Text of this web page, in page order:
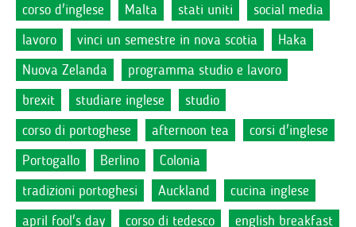
corso d'inglese
Malta stati uniti
social media
lavoro
vinci un semestre in nova scotia
Haka
Nuova Zelanda
programma studio e lavoro
brexit
studiare inglese
studio
corso di portoghese
afternoon tea
corsi d'inglese
Portogallo
Berlino
Colonia
tradizioni portoghesi
Auckland
cucina inglese
april fool's day
corso di tedesco
english breakfast